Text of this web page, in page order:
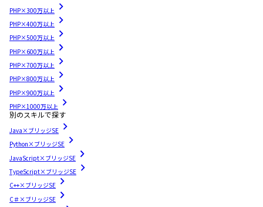
PHP×300万以上
PHP×400万以上
PHP×500万以上
PHP×600万以上
PHP×700万以上
PHP×800万以上
PHP×900万以上
PHP×1000万以上
別のスキルで探す
Java×ブリッジSE
Python×ブリッジSE
JavaScript×ブリッジSE
TypeScript×ブリッジSE
C++×ブリッジSE
C＃×ブリッジSE